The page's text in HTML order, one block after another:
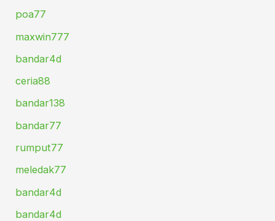
poa77
maxwin777
bandar4d
ceria88
bandar138
bandar77
rumput77
meledak77
bandar4d
bandar4d